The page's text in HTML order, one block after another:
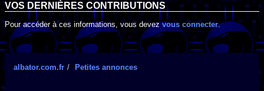
VOS DERNIÈRES CONTRIBUTIONS
Pour accéder à ces informations, vous devezvous connecter.
albator.com.fr Petites annonces